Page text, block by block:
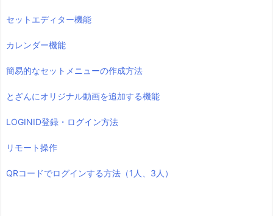
セットエディター機能
カレンダー機能
簡易的なセットメニューの作成方法
とざんにオリジナル動画を追加する機能
LOGINID登録・ログイン方法
リモート操作
QRコードでログインする方法（1人、3人）